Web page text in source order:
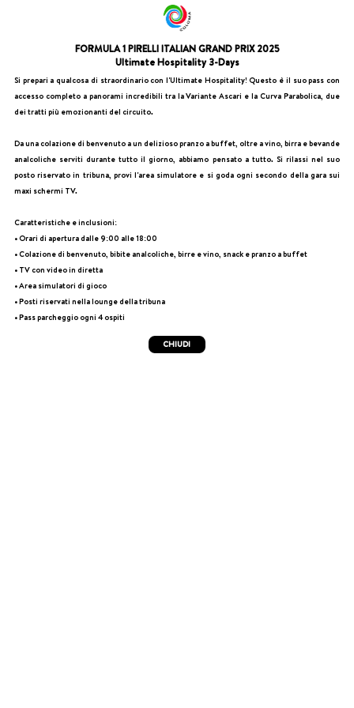
FORMULA 1 PIRELLI ITALIAN GRAND PRIX 2025
Ultimate Hospitality 3-Days
Si prepari a qualcosa di straordinario con l'Ultimate Hospitality! Questo è il suo pass con
accesso completo a panorami incredibili tra la Variante Ascari e la Curva Parabolica, due
dei tratti più emozionanti del circuito.
Da una colazione di benvenuto a un delizioso pranzo a buffet, oltre a vino, birra e bevande
analcoliche serviti durante tutto il giorno, abbiamo pensato a tutto. Si rilassi nel suo
posto riservato in tribuna, provi l'area simulatore e si goda ogni secondo della gara sui
maxi schermi TV.
Caratteristiche e inclusioni:
• Orari di apertura dalle 9:00 alle 18:00
• Colazione di benvenuto, bibite analcoliche, birre e vino, snack e pranzo a buffet
• TV con video in diretta
• Area simulatori di gioco
• Posti riservati nella lounge della tribuna
• Pass parcheggio ogni 4 ospiti
CHIUDI